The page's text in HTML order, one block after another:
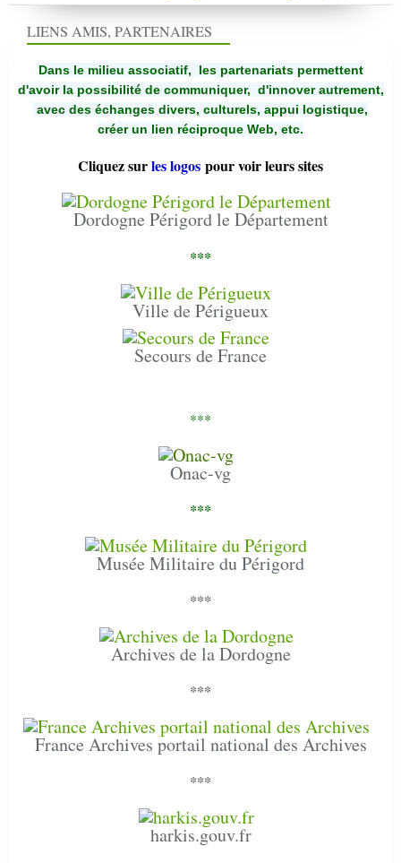
LIENS AMIS, PARTENAIRES
Dans le milieu associatif, les partenariats permettent
d'avoir la possibilité de communiquer, d'innover autrement,
avec des échanges divers, culturels, appui logistique,
créer un lien réciproque Web, etc.
Cliquez surles logos pour voir leurs sites
Dordogne Périgord le Département
***
Ville de Périgueux
Secours de France
***
Onac-vg
***
Musée Militaire du Périgord
***
Archives de la Dordogne
***
France Archives portail national des Archives
***
harkis.gouv.fr